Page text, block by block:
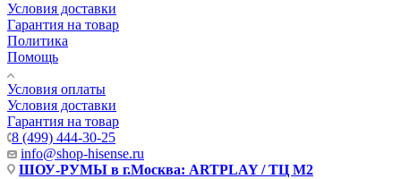
Условия доставки
Гарантия на товар
Политика
Помощь
Условия оплаты
Условия доставки
Гарантия на товар
8 (499) 444-30-25
info@shop-hisense.ru
ШОУ-РУМЫ в г.Москва: ARTPLAY / ТЦ М2